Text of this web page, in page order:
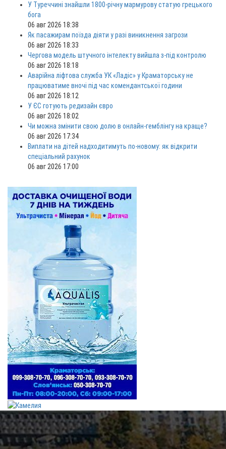
У Туреччині знайшли 1800-річну мармурову статую грецького
бога
06 авг 2026 18:38
Як пасажирам поїзда діяти у разі виникнення загрози
06 авг 2026 18:33
Чергова модель штучного інтелекту вийшла з-під контролю
06 авг 2026 18:18
Аварійна ліфтова служба УК «Ладіс» у Краматорську не
працюватиме вночі під час комендантської години
06 авг 2026 18:12
У ЄС готують редизайн євро
06 авг 2026 18:02
Чи можна змінити свою долю в онлайн-гемблінгу на краще?
06 авг 2026 17:34
Виплати на дітей надходитимуть по-новому: як відкрити
спеціальний рахунок
06 авг 2026 17:00